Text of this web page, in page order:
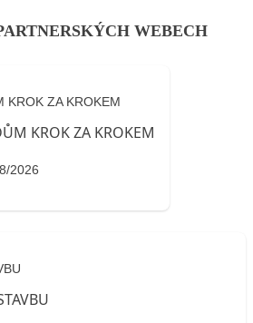
WEBECH
KROK ZA KROKEM
2026